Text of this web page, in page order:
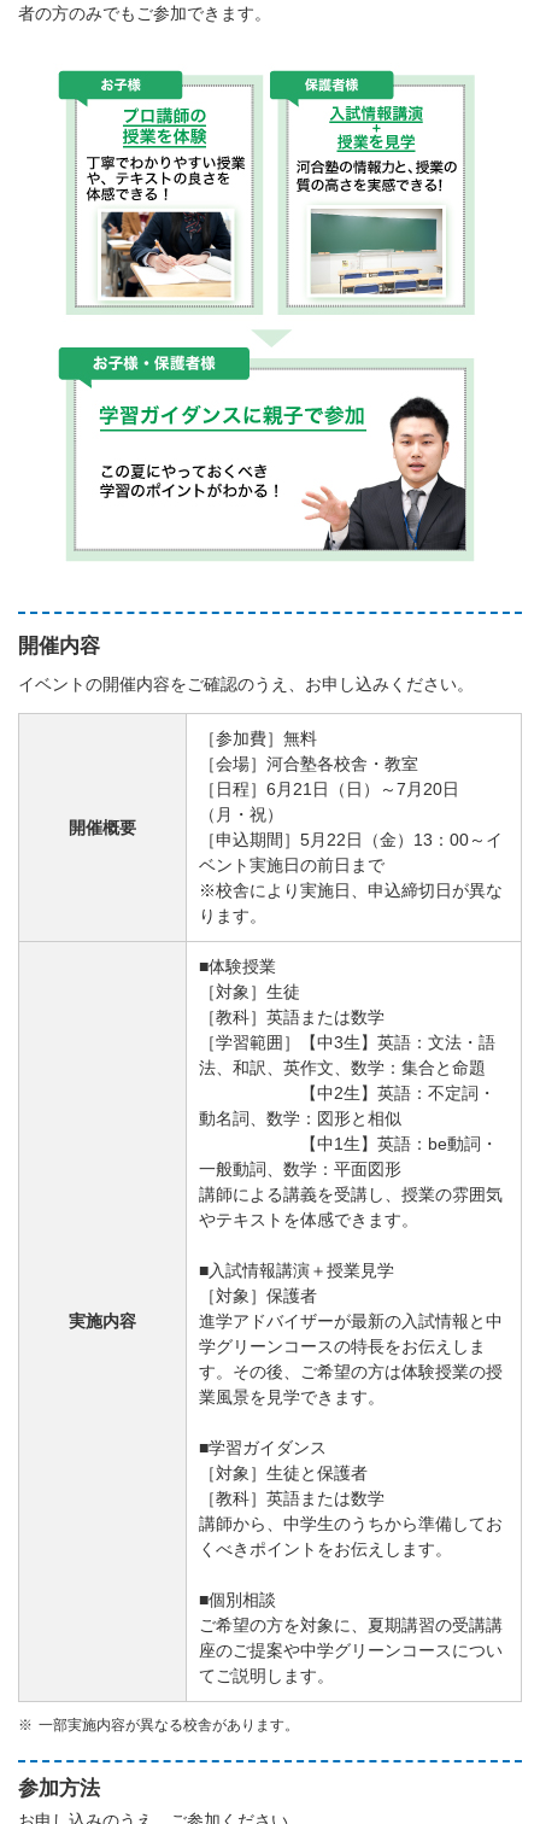
者の方のみでもご参加できます。
開催内容
イベントの開催内容をご確認のうえ、お申し込みください。
開催概要
［参加費］無料
［会場］河合塾各校舎・教室
［日程］6月21日（日）～7月20日
（月・祝）
［申込期間］5月22日（金）13：00～イ
ベント実施日の前日まで
※校舎により実施日、申込締切日が異な
ります。
実施内容
■体験授業
［対象］生徒
［教科］英語または数学
［学習範囲］【中3生】英語：文法・語
法、和訳、英作文、数学：集合と命題
【中2生】英語：不定詞・
動名詞、数学：図形と相似
【中1生】英語：be動詞・
一般動詞、数学：平面図形
講師による講義を受講し、授業の雰囲気
やテキストを体感できます。
■入試情報講演＋授業見学
［対象］保護者
進学アドバイザーが最新の入試情報と中
学グリーンコースの特長をお伝えしま
す。その後、ご希望の方は体験授業の授
業風景を見学できます。
■学習ガイダンス
［対象］生徒と保護者
［教科］英語または数学
講師から、中学生のうちから準備してお
くべきポイントをお伝えします。
■個別相談
ご希望の方を対象に、夏期講習の受講講
座のご提案や中学グリーンコースについ
てご説明します。
一部実施内容が異なる校舎があります。
参加方法